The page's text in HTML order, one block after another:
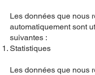
Les données que nous
automatiquement sont
suivantes :
Statistiques
Les données que nous